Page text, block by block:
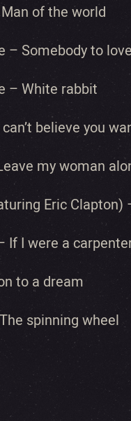
of the world
– Somebody to love
– White rabbit
believe you
my woman
Eric
If I were a
to a dream
spinning wheel